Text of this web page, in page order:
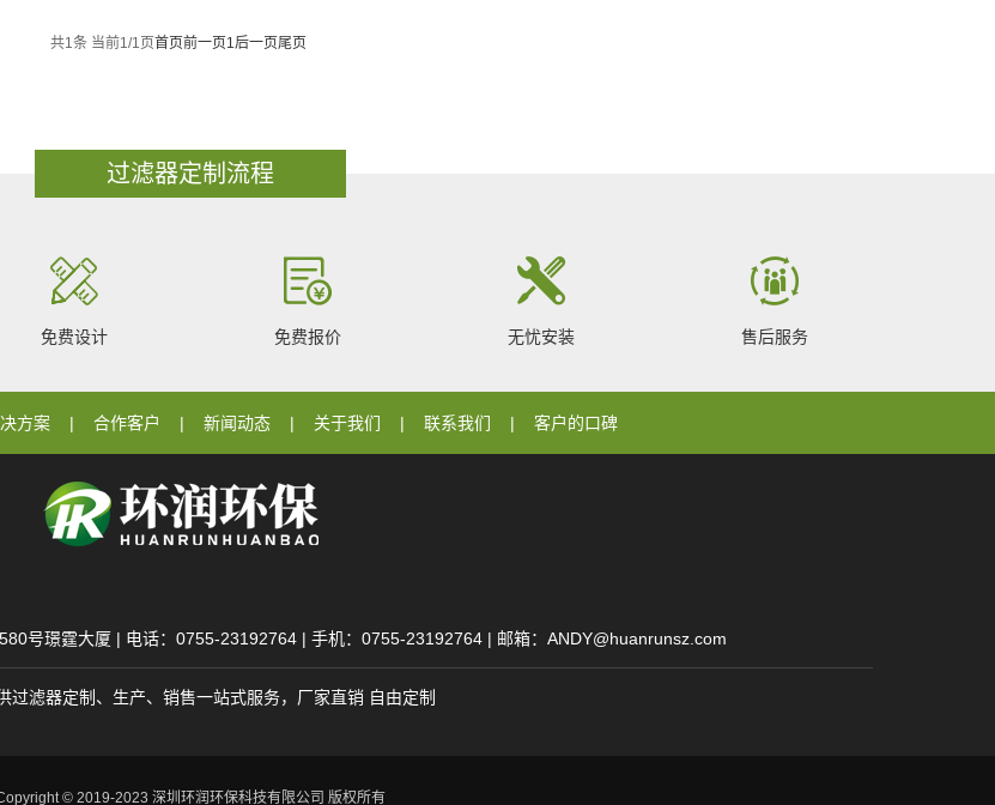
共1条 当前1/1页首页前一页1后一页尾页
过滤器定制流程
免费设计 免费报价 无忧安装 售后服务
方案 合作客户 新闻动态 关于我们 联系我们 客户的口碑
号璟霆大厦 | 电话：0755-23192764 | 手机：0755-23192764 | 邮箱：ANDY@huanrunsz.com
过滤器定制、生产、销售一站式服务，厂家直销 自由定制
© 2019-2023 深圳环润环保科技有限公司 版权所有